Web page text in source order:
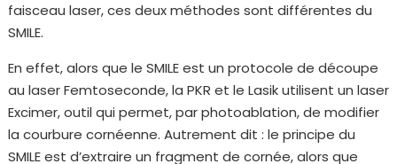
faisceau laser, ces deux méthodes sont différentes du
SMILE.
En effet, alors que le SMILE est un protocole de découpe
au laser Femtoseconde, la PKR et le Lasik utilisent un laser
Excimer, outil qui permet, par photoablation, de modifier
la courbure cornéenne. Autrement dit : le principe du
SMILE est d’extraire un fragment de cornée, alors que